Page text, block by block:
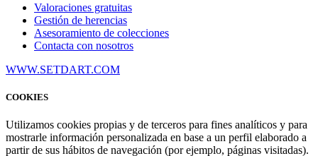
Valoraciones gratuitas
Gestión de herencias
Asesoramiento de colecciones
Contacta con nosotros
WWW.SETDART.COM
COOKIES
Utilizamos cookies propias y de terceros para fines analíticos y para
mostrarle información personalizada en base a un perfil elaborado a
partir de sus hábitos de navegación (por ejemplo, páginas visitadas).